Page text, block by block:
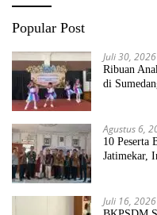
Popular Post
Juli 30, 2026
Ribuan
di
Agustus 6,
10 Peserta
Jatimekar,
Juli 16, 2026